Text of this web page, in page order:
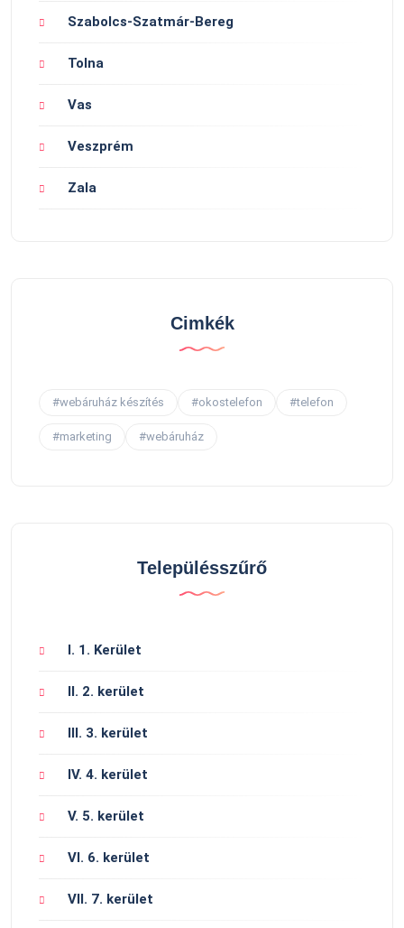
Szabolcs-Szatmár-Bereg
Tolna
Vas
Veszprém
Zala
Cimkék
#webáruház készítés #okostelefon #telefon
#marketing #webáruház
Településszűrő
I. 1. Kerület
II. 2. kerület
III. 3. kerület
IV. 4. kerület
V. 5. kerület
VI. 6. kerület
VII. 7. kerület